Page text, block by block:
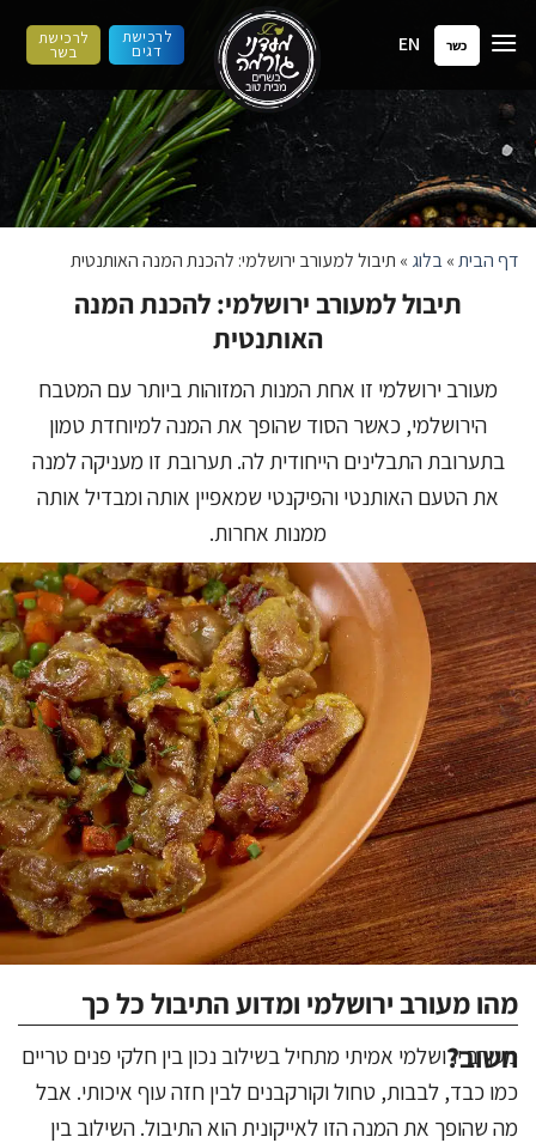
לתוכן
כשר EN לרכישת
דגים
לרכישת
בשר
דף הבית»בלוג » תיבול למעורב ירושלמי: להכנת המנה האותנטית
תיבול למעורב ירושלמי: להכנת המנה
האותנטית
מעורב ירושלמי זו אחת המנות המזוהות ביותר עם המטבח
הירושלמי, כאשר הסוד שהופך את המנה למיוחדת טמון
בתערובת התבלינים הייחודית לה. תערובת זו מעניקה למנה
את הטעם האותנטי והפיקנטי שמאפיין אותה ומבדיל אותה
ממנות אחרות.
מהו מעורב ירושלמי ומדוע התיבול כל כך
חשוב?
מעורב ירושלמי אמיתי מתחיל בשילוב נכון בין חלקי פנים טריים
כמו כבד, לבבות, טחול וקורקבנים לבין חזה עוף איכותי. אבל
מה שהופך את המנה הזו לאייקונית הוא התיבול. השילוב בין